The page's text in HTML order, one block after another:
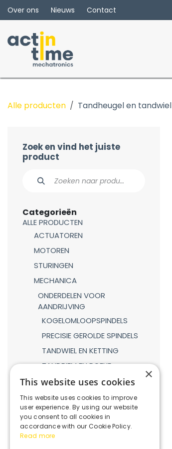
Overslaan naar inhoud
Over ons Nieuws Contact
Alle producten Tandheugel en tandwiel
Zoek en vind het juiste
product
Categorieën
ALLE PRODUCTEN
ACTUATOREN
MOTOREN
STURINGEN
MECHANICA
ONDERDELEN VOOR
AANDRIJVING
KOGELOMLOOPSPINDELS
PRECISIE GEROLDE SPINDELS
TANDWIEL EN KETTING
TANDRIEM EN POELIE
TANDHEUGEL EN TANDWIEL
LINEAIRE GELEIDINGEN
GASVEREN
KOPPELINGEN
REDUCTIEKASTEN
×
This website uses cookies
This website uses cookies to improve
user experience. By using our website
you consent to all cookies in
accordance with our Cookie Policy.
Read more